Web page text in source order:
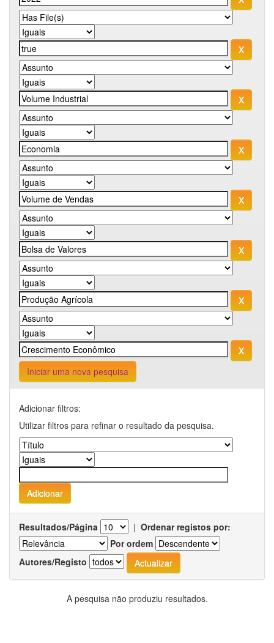
Iniciar uma nova pesquisa
Adicionar filtros:
Utilizar filtros para refinar o resultado da pesquisa.
Resultados/Página | Ordenar registos por:
Por ordem
Autores/Registo
A pesquisa não produziu resultados.